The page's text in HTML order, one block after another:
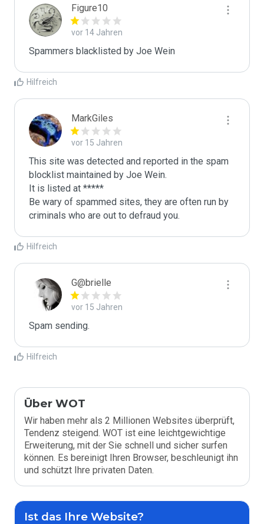
Figure10
vor 14 Jahren
Spammers blacklisted by Joe Wein
Hilfreich
MarkGiles
vor 15 Jahren
This site was detected and reported in the spam
blocklist maintained by Joe Wein.
It is listed at *****
Be wary of spammed sites, they are often run by
criminals who are out to defraud you.
Hilfreich
G@brielle
vor 15 Jahren
Spam sending.
Hilfreich
Über WOT
Wir haben mehr als 2 Millionen Websites überprüft,
Tendenz steigend. WOT ist eine leichtgewichtige
Erweiterung, mit der Sie schnell und sicher surfen
können. Es bereinigt Ihren Browser, beschleunigt ihn
und schützt Ihre privaten Daten.
Ist das Ihre Website?